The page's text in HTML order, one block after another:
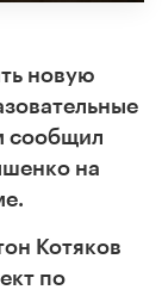
новую
сообщил
на
Котяков
по